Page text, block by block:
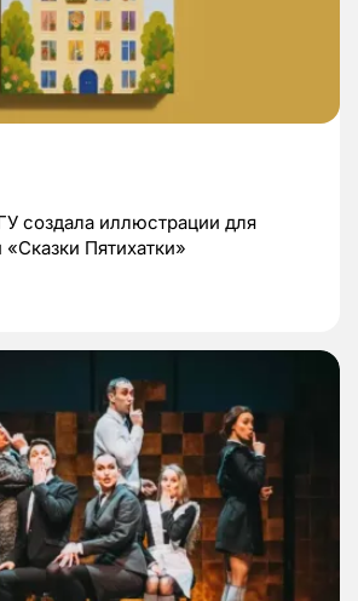
создала иллюстрации для
Пятихатки»